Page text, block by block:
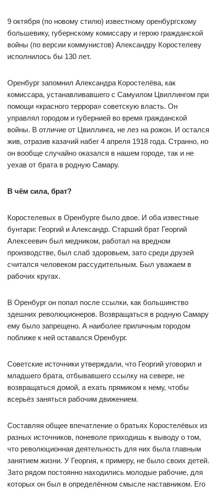
9 октября (по новому стилю) известному оренбургскому
большевику, губернскому комиссару и герою гражданской
войны (по версии коммунистов) Александру Коростелеву
исполнилось бы 130 лет.
Оренбург запомнил Александра Коростелёва, как
комиссара, устанавливавшего с Самуилом Цвиллингом при
помощи «красного террора» советскую власть. Он
управлял городом и губернией во время гражданской
войны. В отличие от Цвиллинга, не лез на рожон. И остался
жив, отразив казачий набег 4 апреля 1918 года. Странно, но
он вообще случайно оказался в нашем городе, так и не
уехав от брата в родную Самару.
В чём сила, брат?
Коростелевых в Оренбурге было двое. И оба известные
бунтари: Георгий и Александр. Старший брат Георгий
Алексеевич был медником, работал на вредном
производстве, был слаб здоровьем, зато среди друзей
считался человеком рассудительным. Был уважаем в
рабочих кругах.
В Оренбург он попал после ссылки, как большинство
здешних революционеров. Возвращаться в родную Самару
ему было запрещено. А наиболее приличным городом
поближе к ней оставался Оренбург.
Советские источники утверждали, что Георгий уговорил и
младшего брата, отбывавшего ссылку на севере, не
возвращаться домой, а ехать прямиком к нему, чтобы
всерьёз заняться рабочим движением.
Составляя общее впечатление о братьях Коростелёвых из
разных источников, поневоле приходишь к выводу о том,
что революционная деятельность для них была главным
занятием жизни. У Георгия, к примеру, не было своих детей.
Зато рядом постоянно находились молодые рабочие, для
которых он был в определённом смысле наставником. Его